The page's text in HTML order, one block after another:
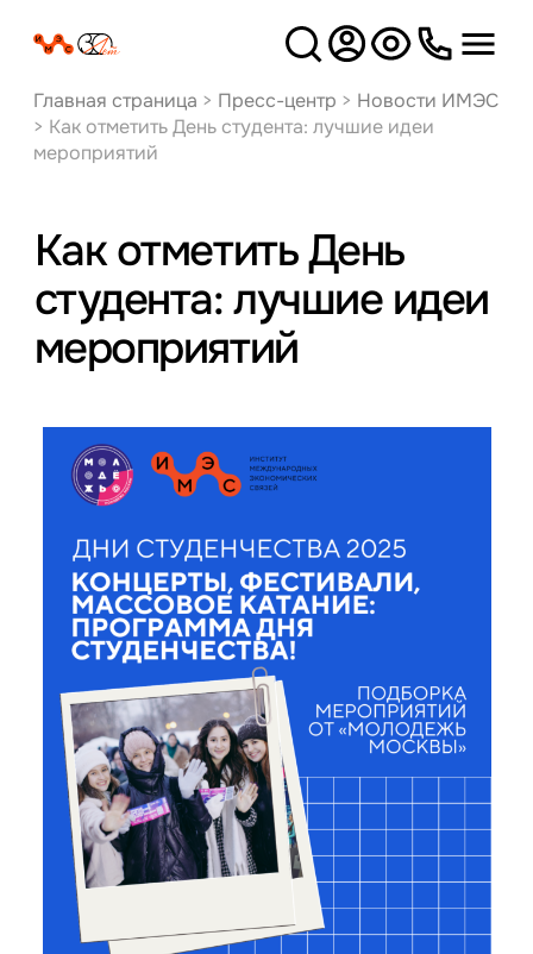
Версия
для слабовидящих
Главная страница > Пресс-центр > Новости ИМЭС
> Как отметить День студента: лучшие идеи
мероприятий
Как отметить День
студента: лучшие идеи
мероприятий